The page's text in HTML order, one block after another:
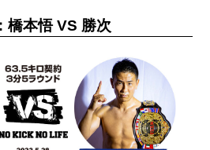
橋本悟 VS 勝次